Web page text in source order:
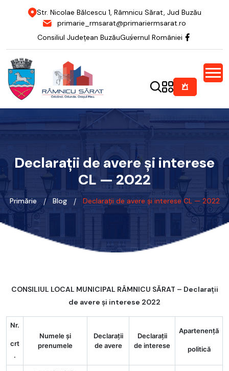
Str. Nicolae Bălcescu 1, Râmnicu Sărat, Jud Buzău
primarie_rmsarat@primariermsarat.ro
Consiliul Județean BuzăuGuvernul României
Declarații de avere și interese
CL — 2022
Primărie Blog Declarații de avere și interese CL — 2022
CONSILIUL LOCAL MUNICIPAL RÂMNICU SĂRAT – Declarații
de avere și interese 2022
Nr.
crt
.
Numele şi
prenumele
Declaraţii
de avere
Declaraţii
de interese
Apartenență
politică